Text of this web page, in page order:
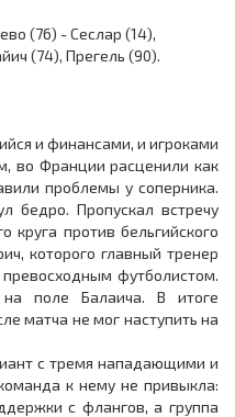
(76) - Сеслар (14),
(74), Прегель (90).
и финансами, и игроками
во Франции расценили как
проблемы у соперника.
бедро. Пропускал встречу
против бельгийского
которого главный тренер
футболистом.
поле Балаича. В итоге
матча не мог наступить на
с тремя нападающими и
к нему не привыкла:
с флангов, а группа